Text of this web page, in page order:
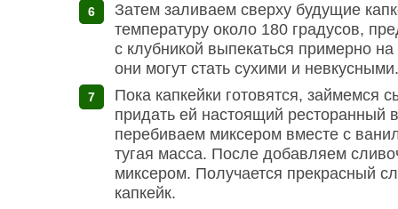
Затем заливаем сверху будущие
температуру около 180 градусов,
с клубникой выпекаться примерно
они могут стать сухими и невкусными.
Пока капкейки готовятся,
придать ей настоящий
перебиваем миксером вместе с
тугая масса. После добавляем
миксером. Получается прекрасный
капкейк.